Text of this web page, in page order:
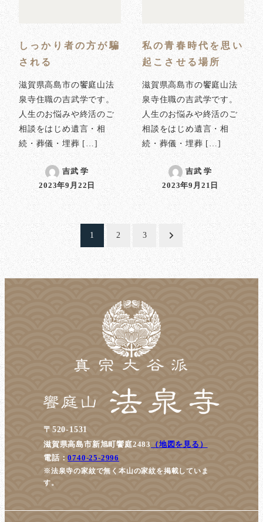
しっかり者の方が騙
される
滋賀県高島市の饗庭山法
泉寺住職の吉武学です。
人生のお悩みや終活のご
相談をはじめ遺言・相
続・葬儀・埋葬 […]
吉武 学
投稿日
2023年9月22日
私の青春時代を思い
起こさせる場所
滋賀県高島市の饗庭山法
泉寺住職の吉武学です。
人生のお悩みや終活のご
相談をはじめ遺言・相
続・葬儀・埋葬 […]
吉武 学
投稿日
2023年9月21日
投
の
1 2 3
〒520-1531
滋賀県高島市新旭町饗庭2483
（地図を見る）
電話：0740-25-2996
※法泉寺の家紋で無く本山の家紋を掲載していま
す。